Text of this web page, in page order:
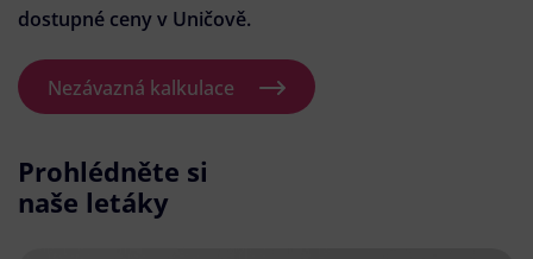
dostupné ceny v Uničově.
Nezávazná kalkulace
Prohlédněte si
naše letáky